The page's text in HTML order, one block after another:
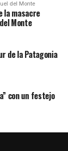
del Monte
la masacre
Monte
de la Patagonia
con un festejo